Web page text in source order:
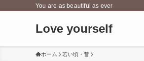
You are as beautiful as ever
Love yourself
ホーム 若い頃・昔